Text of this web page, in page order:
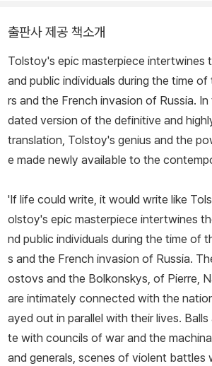
출판사 제공 책소개
Tolstoy's epic masterpiece intertwines
and public individuals during the time
rs and the French invasion of Russia.
dated version of the definitive and
translation, Tolstoy's genius and the
e made newly available to the
'If life could write, it would write like
olstoy's epic masterpiece intertwines
nd public individuals during the time of
s and the French invasion of Russia.
ostovs and the Bolkonskys, of Pierre,
are intimately connected with the
ayed out in parallel with their lives.
te with councils of war and the
and generals, scenes of violent battles